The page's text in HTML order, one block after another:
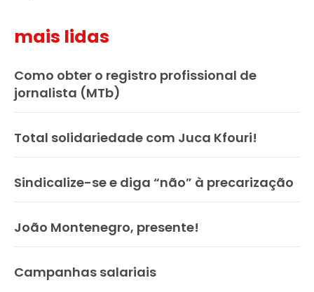
mais lidas
Como obter o registro profissional de
jornalista (MTb)
Total solidariedade com Juca Kfouri!
Sindicalize-se e diga “não” à precarização
João Montenegro, presente!
Campanhas salariais